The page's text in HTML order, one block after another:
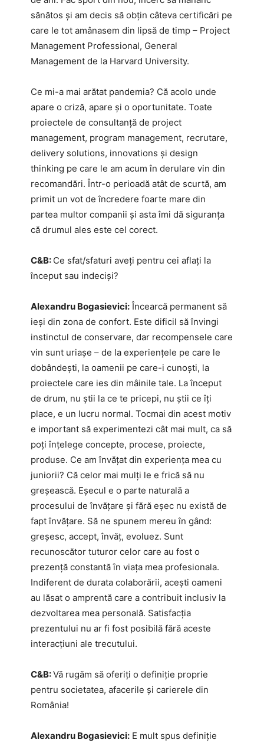
sănătos și am decis să obțin câteva certificări pe
care le tot amânasem din lipsă de timp – Project
Management Professional, General
Management de la Harvard University.
Ce mi-a mai arătat pandemia? Că acolo unde
apare o criză, apare și o oportunitate. Toate
proiectele de consultanță de project
management, program management, recrutare,
delivery solutions, innovations și design
thinking pe care le am acum în derulare vin din
recomandări. Într-o perioadă atât de scurtă, am
primit un vot de încredere foarte mare din
partea multor companii și asta îmi dă siguranța
că drumul ales este cel corect.
C&B: Ce sfat/sfaturi aveți pentru cei aflați la
început sau indeciși?
Alexandru Bogasievici: Încearcă permanent să
ieși din zona de confort. Este dificil să învingi
instinctul de conservare, dar recompensele care
vin sunt uriașe – de la experiențele pe care le
dobândești, la oamenii pe care-i cunoști, la
proiectele care ies din mâinile tale. La început
de drum, nu știi la ce te pricepi, nu știi ce îți
place, e un lucru normal. Tocmai din acest motiv
e important să experimentezi cât mai mult, ca să
poți înțelege concepte, procese, proiecte,
produse. Ce am învățat din experiența mea cu
juniorii? Că celor mai mulți le e frică să nu
greșească. Eșecul e o parte naturală a
procesului de învățare și fără eșec nu există de
fapt învățare. Să ne spunem mereu în gând:
greșesc, accept, învăț, evoluez. Sunt
recunoscător tuturor celor care au fost o
prezenţă constantă ȋn viaţa mea profesionala.
Indiferent de durata colaborării, aceşti oameni
au lăsat o amprentă care a contribuit inclusiv la
dezvoltarea mea personală. Satisfacţia
prezentului nu ar fi fost posibilă fără aceste
interacţiuni ale trecutului.
C&B:Vă rugăm să oferiți o definiție proprie
pentru societatea, afacerile și carierele din
România!
Alexandru Bogasievici: E mult spus definiție